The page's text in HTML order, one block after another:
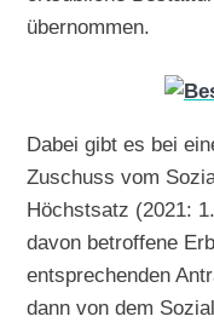
übernommen.
Dabei gibt es bei
Zuschuss vom
Höchstsatz (2021:
davon betroffene
entsprechenden
dann von dem